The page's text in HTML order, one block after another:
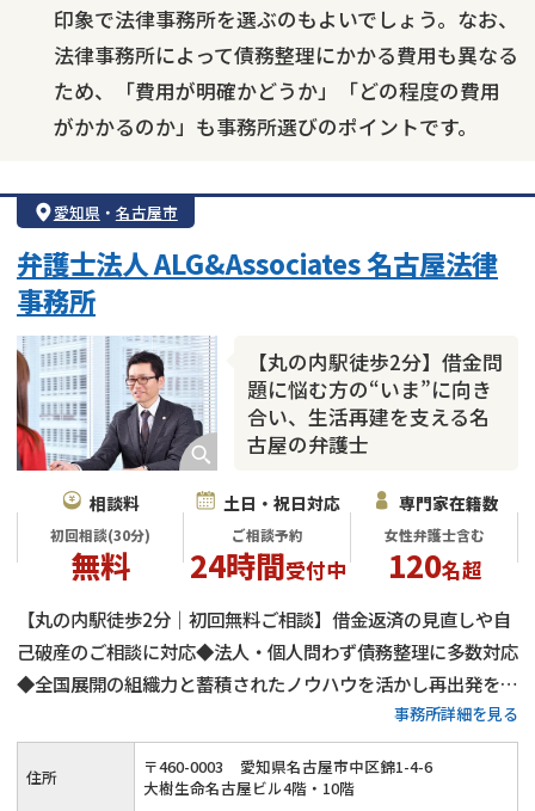
印象で法律事務所を選ぶのもよいでしょう。なお、
法律事務所によって債務整理にかかる費用も異なる
ため、「費用が明確かどうか」「どの程度の費用
がかかるのか」も事務所選びのポイントです。
愛知県 ・ 名古屋市
【丸の内駅徒歩2分】借金問
題に悩む方の“いま”に向き
合い、生活再建を支える名
古屋の弁護士
弁護士法人 ALG&Associates 名古屋法律
事務所
相談料
初回相談(30分)
無料
土日・祝日対応
ご相談予約
24時間受付中
専門家在籍数
女性弁護士含む
120名超
【丸の内駅徒歩2分｜初回無料ご相談】借金返済の見直しや自
己破産のご相談に対応◆法人・個人問わず債務整理に多数対応
◆全国展開の組織力と蓄積されたノウハウを活かし再出発をサ
ポート◆プライバシーに配慮した安心の相談環境◆一人で抱え
込まず弁護士へご相談ください
事務所詳細を見る
住所 〒460-0003
愛知県名古屋市中区錦1-4-6
大樹生命名古屋ビル4階・10階